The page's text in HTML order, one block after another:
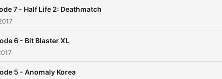
7 - Half Life 2: Deathmatch
6 - Bit Blaster XL
5 - Anomaly Korea